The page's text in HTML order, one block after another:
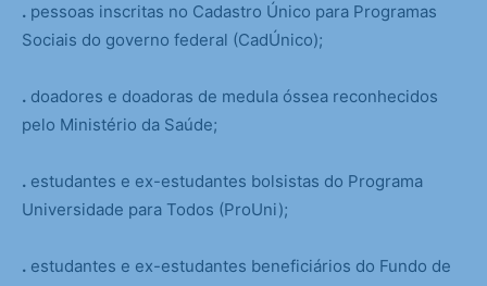
. pessoas inscritas no Cadastro Único para Programas
Sociais do governo federal (CadÚnico);
. doadores e doadoras de medula óssea reconhecidos
pelo Ministério da Saúde;
. estudantes e ex-estudantes bolsistas do Programa
Universidade para Todos (ProUni);
. estudantes e ex-estudantes beneficiários do Fundo de